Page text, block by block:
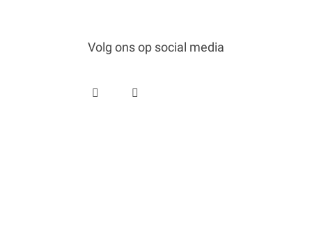
Volg ons op social media